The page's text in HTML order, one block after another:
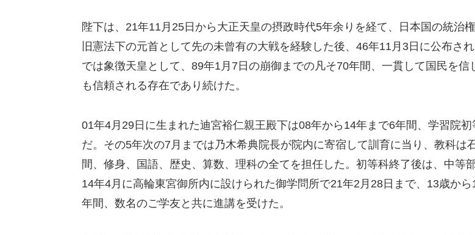
陛下は、21年11月25日から大正天皇の摂政時代5年余りを経て、日本国の統治
旧憲法下の元首として先の未曾有の大戦を経験した後、46年11月3日に公布さ
では象徴天皇として、89年1月7日の崩御までの凡そ70年間、一貫して国民を信
も信頼される存在であり続けた。
01年4月29日に生まれた迪宮裕仁親王殿下は08年から14年まで6年間、学習院初
だ。その5年次の7月までは乃木希典院長が院内に寄宿して訓育に当り、教科は
間、修身、国語、歴史、算数、理科の全てを担任した。初等科終了後は、中等
14年4月に高輪東宮御所内に設けられた御学問所で21年2月28日まで、13歳から
年間、数名のご学友と共に進講を受けた。